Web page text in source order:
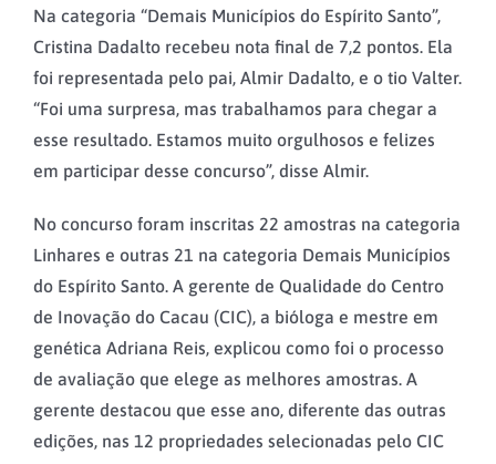
Na categoria “Demais Municípios do Espírito Santo”,
Cristina Dadalto recebeu nota final de 7,2 pontos. Ela
foi representada pelo pai, Almir Dadalto, e o tio Valter.
“Foi uma surpresa, mas trabalhamos para chegar a
esse resultado. Estamos muito orgulhosos e felizes
em participar desse concurso”, disse Almir.
No concurso foram inscritas 22 amostras na categoria
Linhares e outras 21 na categoria Demais Municípios
do Espírito Santo. A gerente de Qualidade do Centro
de Inovação do Cacau (CIC), a bióloga e mestre em
genética Adriana Reis, explicou como foi o processo
de avaliação que elege as melhores amostras. A
gerente destacou que esse ano, diferente das outras
edições, nas 12 propriedades selecionadas pelo CIC